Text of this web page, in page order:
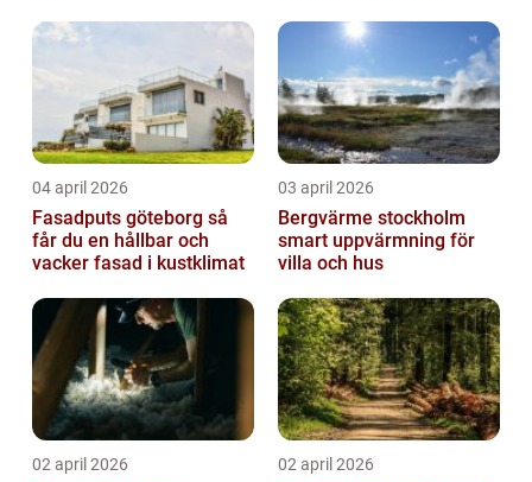
04 april 2026
Fasadputs göteborg så
får du en hållbar och
vacker fasad i kustklimat
03 april 2026
Bergvärme stockholm
smart uppvärmning för
villa och hus
02 april 2026 02 april 2026